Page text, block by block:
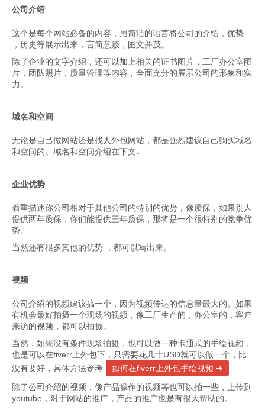
公司介绍
这个是每个网站必备的内容，用简洁的语言将公司的介绍，优势
，历史等展示出来，言简意赅，图文并茂。
除了企业的文字介绍，还可以加上相关的证书图片，工厂办公室图
片，团队照片，质量管理等内容，全面充分的展示公司的形象和实
力。
域名和空间
无论是自己做网站还是找人外包网站，都是强烈建议自己购买域名
和空间的。域名和空间介绍在下文↓
企业优势
着重描述你公司相对于其他公司的特别的优势，像质保，如果别人
提供两年质保，你们能提供三年质保，那将是一个很特别的竞争优
势。
当然还有很多其他的优势 ，都可以写出来。
视频
公司介绍的视频建议搞一个，因为视频传达的信息量最大的。如果
有机会最好拍摄一个现场的视频，像工厂生产的，办公室的，客户
来访的视频，都可以拍摄。
当然，如果没有条件现场拍摄，也可以做一种卡通式的手绘视频，
也是可以在fiverr上外包下，只需要花几十USD就可以做一个，比
没有要好，具体方法参考
如何在fiverr上外包手绘视频
除了公司介绍的视频，像产品操作的视频等也可以拍一些，上传到
youtube，对于网站的推广，产品的推广也是有很大帮助的。